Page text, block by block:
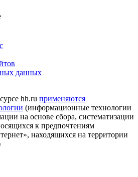
данных
hh.ru применяются
(информационные технологии
на основе сбора, систематизации
к предпочтениям
находящихся на территории